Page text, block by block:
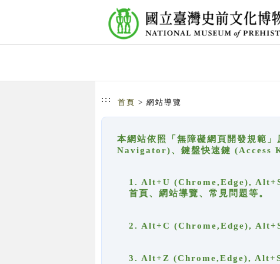
::: 首頁 > 網站導覽
本網站依照「無障礙網頁開發規範
Navigator)、鍵盤快速鍵 (Access
1. Alt+U (Chrome,Edge),
首頁、網站導覽、常見問題等。
2. Alt+C (Chrome,Edge),
3. Alt+Z (Chrome,Edge),